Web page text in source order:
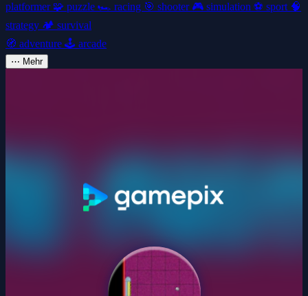
platformer 🧩 puzzle 🏎️ racing 🎯 shooter 🎮 simulation ⚽ sport 🧠
strategy 🏕️ survival
🧭 adventure 🕹️ arcade
⋯ Mehr